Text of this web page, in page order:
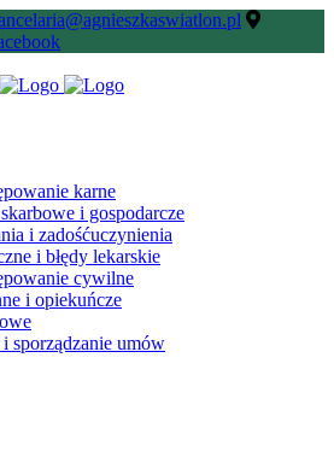
karne
i gospodarcze
i zadośćuczynienia
i błędy lekarskie
cywilne
i opiekuńcze
sporządzanie umów